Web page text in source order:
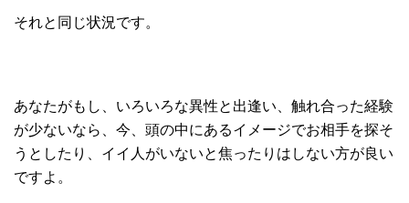
それと同じ状況です。
あなたがもし、いろいろな異性と出逢い、触れ合った経験
が少ないなら、今、頭の中にあるイメージでお相手を探そ
うとしたり、イイ人がいないと焦ったりはしない方が良い
ですよ。